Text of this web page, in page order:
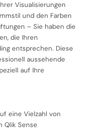
Visualisierungen
und den Farben
– Sie haben die
die Ihren
entsprechen. Diese
aussehende
auf Ihre
eine Vielzahl von
Qlik Sense